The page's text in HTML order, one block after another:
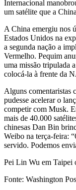
Internacional
um satélite que a
A China emergiu nos
Estados Unidos na
a segunda nação a
Vermelho. Pequim
uma missão tripulada
colocá-la à frente da
Alguns comentaristas
pudesse acelerar o
competir com Musk.
mais de 40.000
chinesas Dan Bin
Weibo na terça-feira:
servido. Podemos
Pei Lin Wu em Taipei
Fonte: Washington